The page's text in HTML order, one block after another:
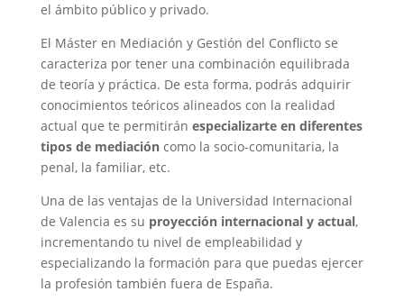
el ámbito público y privado.
El Máster en Mediación y Gestión del Conflicto se
caracteriza por tener una combinación equilibrada
de teoría y práctica. De esta forma, podrás adquirir
conocimientos teóricos alineados con la realidad
actual que te permitirán especializarte en diferentes
tipos de mediacióncomo la socio-comunitaria, la
penal, la familiar, etc.
Una de las ventajas de la Universidad Internacional
de Valencia es su proyección internacional y actual,
incrementando tu nivel de empleabilidad y
especializando la formación para que puedas ejercer
la profesión también fuera de España.